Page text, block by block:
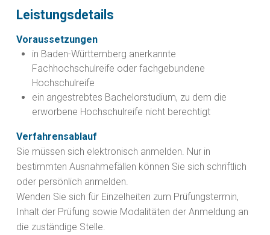
Leistungsdetails
Voraussetzungen
in Baden-Württemberg anerkannte
Fachhochschulreife oder fachgebundene
Hochschulreife
ein angestrebtes Bachelorstudium, zu dem die
erworbene Hochschulreife nicht berechtigt
Verfahrensablauf
Sie müssen sich elektronisch anmelden. Nur in
bestimmten Ausnahmefällen können Sie sich schriftlich
oder persönlich anmelden.
Wenden Sie sich für Einzelheiten zum Prüfungstermin,
Inhalt der Prüfung sowie Modalitäten der Anmeldung an
die zuständige Stelle.